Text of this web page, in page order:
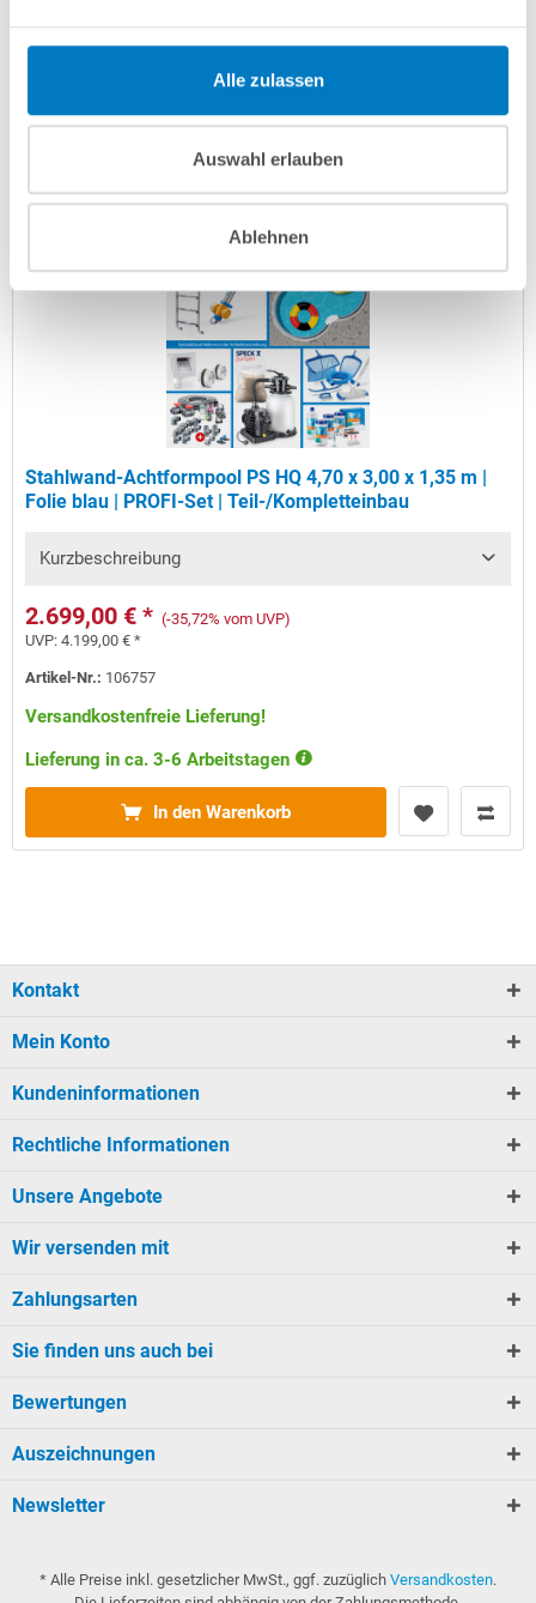
Alle zulassen
Auswahl erlauben
Ablehnen
Artikel-Nr.:106756
Versandkostenfreie Lieferung!
Lieferung in ca. 3-6 Arbeitstagen
In den Warenkorb
Stahlwand-Achtformpool PS HQ 4,70 x 3,00 x 1,35 m |
Folie blau | PROFI-Set | Teil-/Kompletteinbau
Kurzbeschreibung
2.699,00 € * (-35,72% vom UVP)
UVP:4.199,00 € *
Artikel-Nr.: 106757
Versandkostenfreie Lieferung!
Lieferung in ca. 3-6 Arbeitstagen
In den Warenkorb
Kontakt
Mein Konto
Kundeninformationen
Rechtliche Informationen
Unsere Angebote
Wir versenden mit
Zahlungsarten
Sie finden uns auch bei
Bewertungen
Auszeichnungen
Newsletter
* Alle Preise inkl. gesetzlicher MwSt., ggf. zuzüglich Versandkosten.